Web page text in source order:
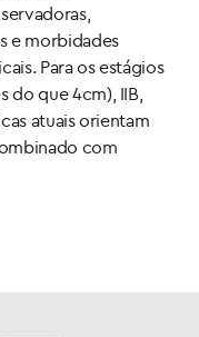
e morbidades
Para os estágios
do que 4cm), IIB,
atuais orientam
com